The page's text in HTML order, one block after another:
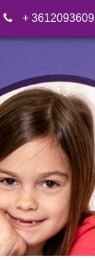
+ 3612093609